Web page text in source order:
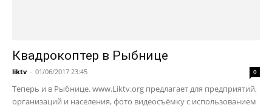
Квадрокоптер в Рыбнице
liktv - 01/06/2017 23:45 0
Теперь и в Рыбнице. www.Liktv.org предлагает для предприятий,
организаций и населения, фото видеосъёмку с использованием